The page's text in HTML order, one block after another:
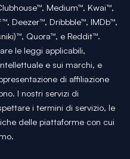
Medium™, Kwai™,
Deezer™, Dribbble™, IMDb™,
Quora™, e Reddit™.
le leggi applicabili,
e sui marchi, e
di affiliazione
I nostri servizi di
i termini di servizio, le
delle piattaforme con cui